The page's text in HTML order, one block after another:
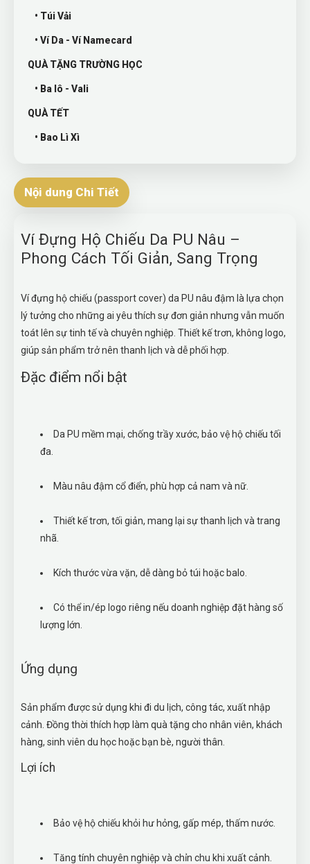
• Túi Vải
• Ví Da - Ví Namecard
QUÀ TẶNG TRƯỜNG HỌC
• Ba lô - Vali
QUÀ TẾT
• Bao Lì Xì
Nội dung Chi Tiết
Ví Đựng Hộ Chiếu Da PU Nâu –
Phong Cách Tối Giản, Sang Trọng
Ví đựng hộ chiếu (passport cover) da PU nâu đậm là lựa chọn
lý tưởng cho những ai yêu thích sự đơn giản nhưng vẫn muốn
toát lên sự tinh tế và chuyên nghiệp. Thiết kế trơn, không logo,
giúp sản phẩm trở nên thanh lịch và dễ phối hợp.
Đặc điểm nổi bật
Da PU mềm mại, chống trầy xước, bảo vệ hộ chiếu tối
đa.
Màu nâu đậm cổ điển, phù hợp cả nam và nữ.
Thiết kế trơn, tối giản, mang lại sự thanh lịch và trang
nhã.
Kích thước vừa vặn, dễ dàng bỏ túi hoặc balo.
Có thể in/ép logo riêng nếu doanh nghiệp đặt hàng số
lượng lớn.
Ứng dụng
Sản phẩm được sử dụng khi đi du lịch, công tác, xuất nhập
cảnh. Đồng thời thích hợp làm quà tặng cho nhân viên, khách
hàng, sinh viên du học hoặc bạn bè, người thân.
Lợi ích
Bảo vệ hộ chiếu khỏi hư hỏng, gấp mép, thấm nước.
Tăng tính chuyên nghiệp và chỉn chu khi xuất cảnh.